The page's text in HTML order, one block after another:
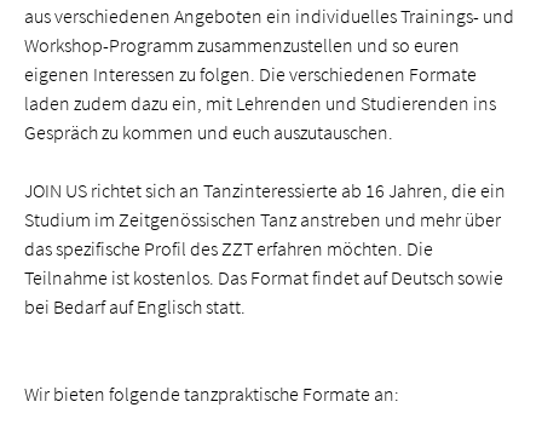
aus verschiedenen Angeboten ein individuelles Trainings- und
Workshop-Programm zusammenzustellen und so euren
eigenen Interessen zu folgen. Die verschiedenen Formate
laden zudem dazu ein, mit Lehrenden und Studierenden ins
Gespräch zu kommen und euch auszutauschen.
JOIN US richtet sich an Tanzinteressierte ab 16 Jahren, die ein
Studium im Zeitgenössischen Tanz anstreben und mehr über
das spezifische Profil des ZZT erfahren möchten. Die
Teilnahme ist kostenlos. Das Format findet auf Deutsch sowie
bei Bedarf auf Englisch statt.
Wir bieten folgende tanzpraktische Formate an: